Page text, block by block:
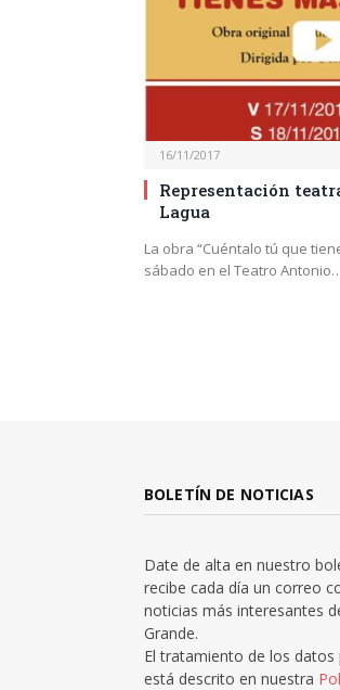
16/11/2017
Representación
Lagua
La obra “Cuéntalo tú que
sábado en el Teatro
BOLETÍN DE NOTICIAS
Date de alta en nuestro
recibe cada día un correo
noticias más interesantes
Grande.
El tratamiento de los datos
está descrito en nuestra